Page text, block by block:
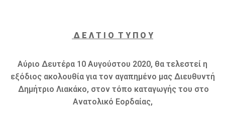
Δ Ε Λ Τ Ι Ο Τ Υ Π Ο Υ
Αύριο Δευτέρα 10 Αυγούστου 2020, θα τελεστεί η
εξόδιος ακολουθία για τον αγαπημένο μας Διευθυντή
Δημήτριο Λιακάκο, στον τόπο καταγωγής του στο
Ανατολικό Εορδαίας,